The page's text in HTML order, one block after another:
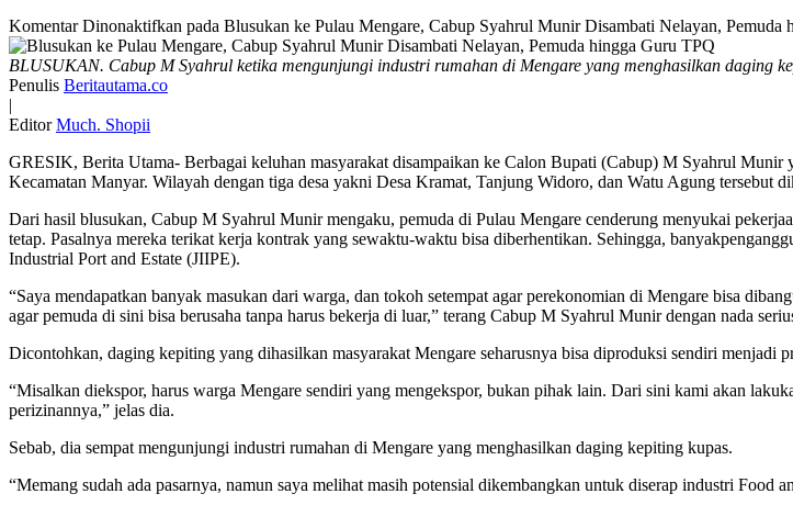
Komentar Dinonaktifkan pada Blusukan ke Pulau Mengare, Cabup Syahrul Munir Disambati Nelayan, Pemuda
BLUSUKAN. Cabup M Syahrul ketika mengunjungi industri rumahan di Mengare yang menghasilkan daging
Penulis Beritautama.co
|
Editor Much. Shopii
GRESIK, Berita Utama- Berbagai keluhan masyarakat disampaikan ke Calon Bupati (Cabup) M Syahrul
Kecamatan Manyar. Wilayah dengan tiga desa yakni Desa Kramat, Tanjung Widoro, dan Watu Agung tersebut
Dari hasil blusukan, Cabup M Syahrul Munir mengaku, pemuda di Pulau Mengare cenderung menyukai
tetap. Pasalnya mereka terikat kerja kontrak yang sewaktu-waktu bisa diberhentikan. Sehingga,
Industrial Port and Estate (JIIPE).
“Saya mendapatkan banyak masukan dari warga, dan tokoh setempat agar perekonomian di Mengare bisa
agar pemuda di sini bisa berusaha tanpa harus bekerja di luar,” terang Cabup M Syahrul Munir dengan nada
Dicontohkan, daging kepiting yang dihasilkan masyarakat Mengare seharusnya bisa diproduksi sendiri
“Misalkan diekspor, harus warga Mengare sendiri yang mengekspor, bukan pihak lain. Dari sini kami akan
perizinannya,” jelas dia.
Sebab, dia sempat mengunjungi industri rumahan di Mengare yang menghasilkan daging kepiting kupas.
“Memang sudah ada pasarnya, namun saya melihat masih potensial dikembangkan untuk diserap industri Food